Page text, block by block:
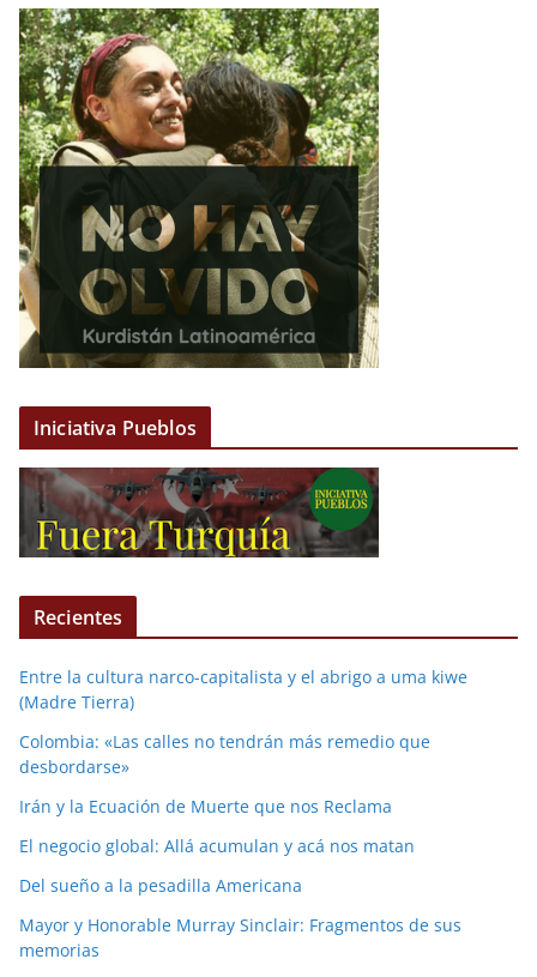
Iniciativa Pueblos
Recientes
Entre la cultura narco-capitalista y el abrigo a uma kiwe
(Madre Tierra)
Colombia: «Las calles no tendrán más remedio que
desbordarse»
Irán y la Ecuación de Muerte que nos Reclama
El negocio global: Allá acumulan y acá nos matan
Del sueño a la pesadilla Americana
Mayor y Honorable Murray Sinclair: Fragmentos de sus
memorias